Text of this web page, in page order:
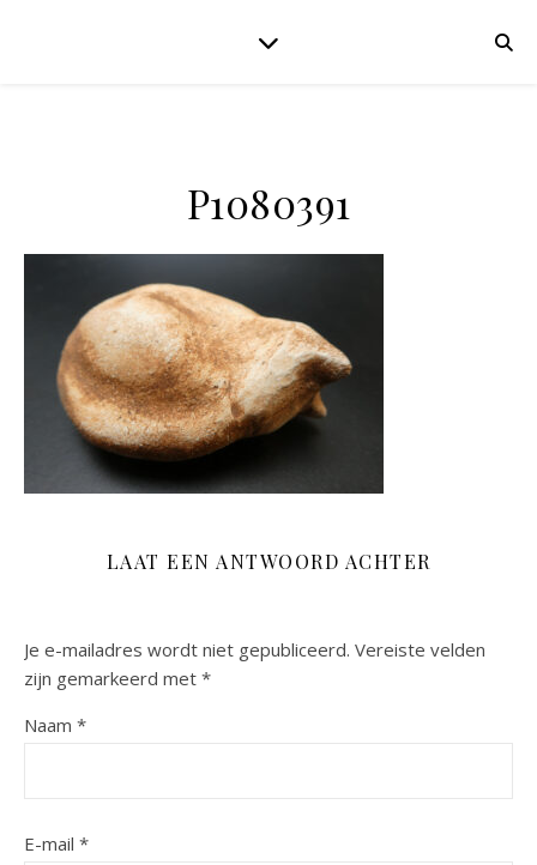
P1080391
LAAT EEN ANTWOORD ACHTER
Je e-mailadres wordt niet gepubliceerd. Vereiste velden
zijn gemarkeerd met *
Naam *
E-mail *